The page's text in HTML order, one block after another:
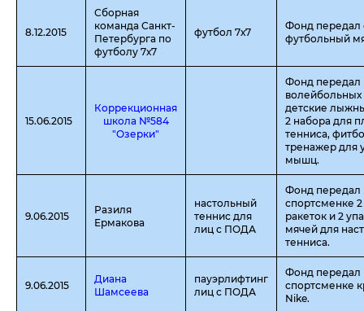
8.12.2015
Сборная
команда Санкт-
Петербурга по
футболу 7х7
футбол 7х7
Фонд передал
футбольный
15.06.2015
Коррекционная
школа №584
"Озерки"
Фонд передал
волейбольных
детские
2 набора для
тенниса,
тренажер для
мышц.
9.06.2015
Разиля
Ермакова
настольный
теннис для
лиц с ПОДА
Фонд передал
спортсменке
ракеток и 2
мячей для
тенниса.
9.06.2015
Диана
Шамсеева
пауэрлифтинг
лиц с ПОДА
Фонд передал
спортсменке
Nike.